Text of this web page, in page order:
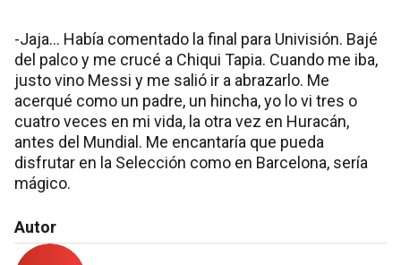
-Jaja… Había comentado la final para Univisión. Bajé
del palco y me crucé a Chiqui Tapia. Cuando me iba,
justo vino Messi y me salió ir a abrazarlo. Me
acerqué como un padre, un hincha, yo lo vi tres o
cuatro veces en mi vida, la otra vez en Huracán,
antes del Mundial. Me encantaría que pueda
disfrutar en la Selección como en Barcelona, sería
mágico.
Autor